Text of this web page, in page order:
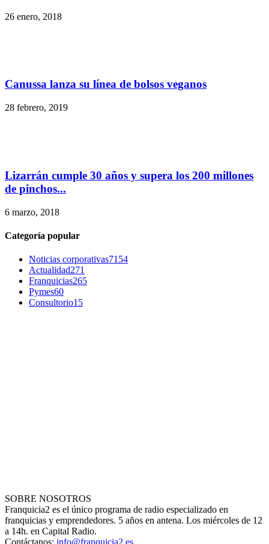
26 enero, 2018
Canussa lanza su línea de bolsos veganos
28 febrero, 2019
Lizarrán cumple 30 años y supera los 200 millones
de pinchos...
6 marzo, 2018
Categoría popular
Noticias corporativas7154
Actualidad271
Franquicias265
Pymes60
Consultorio15
SOBRE NOSOTROS
Franquicia2 es el único programa de radio especializado en
franquicias y emprendedores. 5 años en antena. Los miércoles de 12
a 14h. en Capital Radio.
Contáctanos: info@franquicia2.es